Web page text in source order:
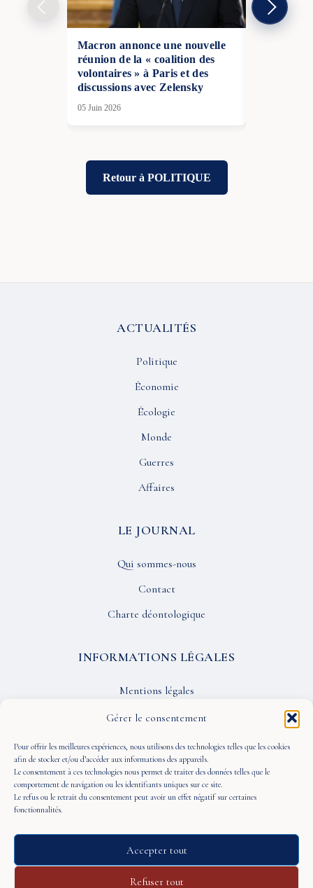
Gérer le consentement
Pour offrir les meilleures expériences, nous utilisons des technologies telles que les cookies
afin de stocker et/ou d’accéder aux informations des appareils.
Le consentement à ces technologies nous permet de traiter des données telles que le
comportement de navigation ou les identifiants uniques sur ce site.
Le refus ou le retrait du consentement peut avoir un effet négatif sur certaines
fonctionnalités.
Accepter tout
Refuser tout
Macron annonce une nouvelle
réunion de la « coalition des
volontaires » à Paris et des
discussions avec Zelensky
05 Juin 2026
Retour à POLITIQUE
ACTUALITÉS
Politique
Économie
Écologie
Monde
Guerres
Affaires
LE JOURNAL
Qui sommes-nous
Contact
Charte déontologique
INFORMATIONS LÉGALES
Mentions légales
Confidentialité
CGU
SUIVEZ-NOUS
© 2026 À Portée de Vue — Tous droits réservés